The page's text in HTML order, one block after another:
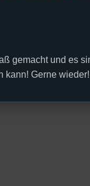
gemacht und es
kann! Gerne